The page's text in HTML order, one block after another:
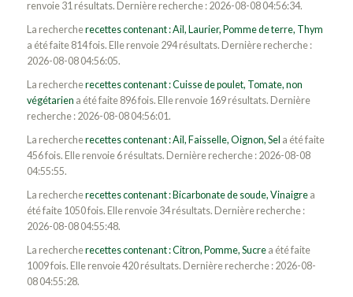
renvoie 31 résultats. Dernière recherche : 2026-08-08 04:56:34.
La rechercherecettes contenant : Ail, Laurier, Pomme de terre, Thym
a été faite 814 fois. Elle renvoie 294 résultats. Dernière recherche :
2026-08-08 04:56:05.
La rechercherecettes contenant : Cuisse de poulet, Tomate, non
végétarien a été faite 896 fois. Elle renvoie 169 résultats. Dernière
recherche : 2026-08-08 04:56:01.
La rechercherecettes contenant : Ail, Faisselle, Oignon, Sel a été faite
456 fois. Elle renvoie 6 résultats. Dernière recherche : 2026-08-08
04:55:55.
La rechercherecettes contenant : Bicarbonate de soude, Vinaigrea
été faite 1050 fois. Elle renvoie 34 résultats. Dernière recherche :
2026-08-08 04:55:48.
La rechercherecettes contenant : Citron, Pomme, Sucrea été faite
1009 fois. Elle renvoie 420 résultats. Dernière recherche : 2026-08-
08 04:55:28.